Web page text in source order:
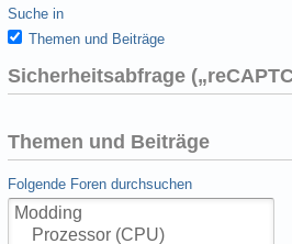
Suche in
Themen und Beiträge
Sicherheitsabfrage
Themen und Beiträge
Folgende Foren durchsuchen